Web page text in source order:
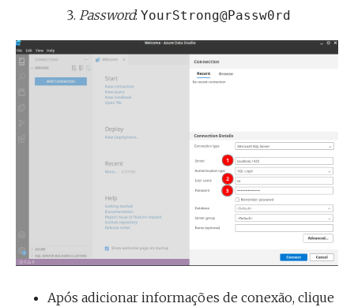
Password: YourStrong@Passw0rd
Após adicionar informações de conexão, clique